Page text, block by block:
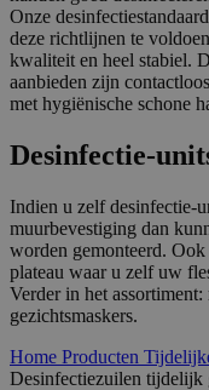
Onze
deze richtlijnen te
kwaliteit en heel stabiel.
aanbieden zijn
met hygiënische schone
Desinfectie-
Indien u zelf desinfectie-
muurbevestiging dan
worden gemonteerd.
plateau waar u zelf uw
Verder in het
gezichtsmaskers.
Home Producten
Desinfectiezuilen tijdelijk